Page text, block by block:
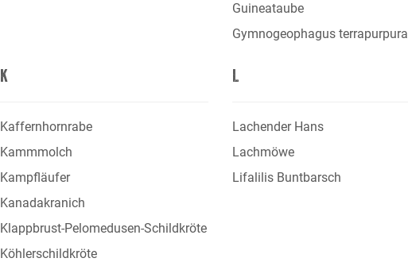
Guineataube
Gymnogeophagus terrapurpura
K
Kaffernhornrabe
Kammmolch
Kampfläufer
Kanadakranich
Klappbrust-Pelomedusen-Schildkröte
Köhlerschildkröte
L
Lachender Hans
Lachmöwe
Lifalilis Buntbarsch